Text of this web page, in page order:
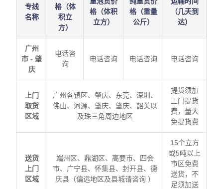
专线
名称
格（体
积立
方）
格（体积
立方）
格（重量
公斤）
（几天到
达）
广州
市 - 肇
庆
电话咨
询
电话咨询 电话咨询 电话咨询
上门
取货
区域
广州各镇区、肇庆、东莞、深圳、
佛山、河源、肇庆、肇庆、韶关以
及珠三角周边地区
提货须加
上门提货
费，量大
免提货费
送货
上门
区域
端州区、鼎湖区、高要市、四会
市、广宁县、怀集县、封开县、德
庆县（偏远地区及县城请咨询 ）
15个立方
或5吨以上
市区免费
送货，不
足须加送